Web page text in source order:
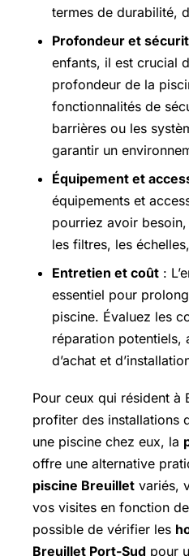
termes de durabilité,
Profondeur et
enfants, il est crucial
profondeur de la
fonctionnalités de
barrières ou les
garantir un
Équipement et
équipements et
pourriez avoir
les filtres, les
Entretien et coût :
essentiel pour
piscine. Évaluez les
réparation potentiels,
d’achat et
Pour ceux qui résident à
profiter des installations
une piscine chez eux, la
offre une alternative
piscine Breuillet variés,
vos visites en fonction
possible de vérifier les
Breuillet Port-Sud pour